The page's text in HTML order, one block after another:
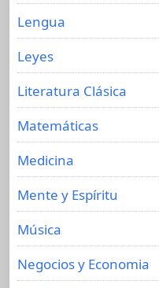
Lengua
Leyes
Literatura Clásica
Matemáticas
Medicina
Mente y Espíritu
Música
Negocios y Economia